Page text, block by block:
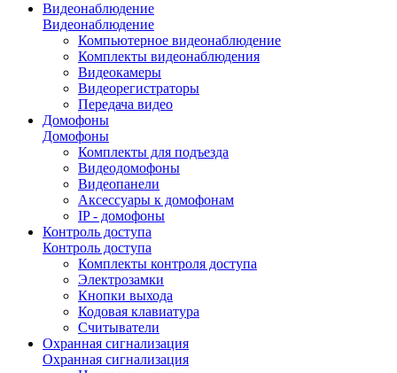
Видеонаблюдение
Видеонаблюдение
Компьютерное видеонаблюдение
Комплекты видеонаблюдения
Видеокамеры
Видеорегистраторы
Передача видео
Домофоны
Домофоны
Комплекты для подъезда
Видеодомофоны
Видеопанели
Аксессуары к домофонам
IP - домофоны
Контроль доступа
Контроль доступа
Комплекты контроля доступа
Электрозамки
Кнопки выхода
Кодовая клавиатура
Считыватели
Охранная сигнализация
Охранная сигнализация